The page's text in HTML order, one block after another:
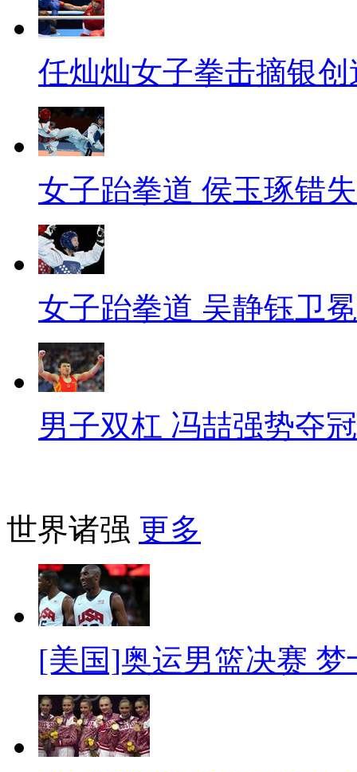
任灿灿女子拳击摘银
女子跆拳道 侯玉琢错
女子跆拳道 吴静钰卫冕
男子双杠 冯喆强势夺冠
世界诸强 更多
[美国]奥运男篮决赛